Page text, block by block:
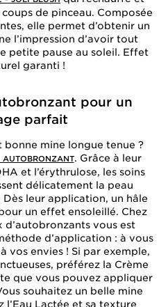
de pinceau. Composée
elle permet d’obtenir un
l’impression d’avoir tout
petite pause au soleil. Effet
garanti !
pour un
parfait
bonne mine longue tenue ?
. Grâce à leur
et l’érythrulose, les soins
délicatement la peau
leur application, un hâle
un effet ensoleillé. Chez
d’autobronzants vous est
d’application : à vous
vos envies ! Si par exemple,
préférez la Crème
que vous pouvez appliquer
souhaitez un belle mine
l’Eau Lactée et sa texture